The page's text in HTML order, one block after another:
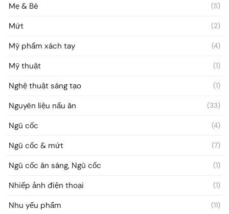
Mẹ & Bé (5)
Mứt (2)
Mỹ phẩm xách tay (4)
Mỹ thuật (1)
Nghệ thuật sáng tạo (1)
Nguyên liệu nấu ăn (33)
Ngũ cốc (4)
Ngũ cốc & mứt (7)
Ngũ cốc ăn sáng, Ngũ cốc (1)
Nhiếp ảnh điện thoại (1)
Nhu yếu phẩm (11)